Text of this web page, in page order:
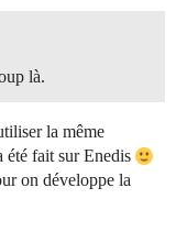
là.
la même
été fait sur Enedis
on développe la